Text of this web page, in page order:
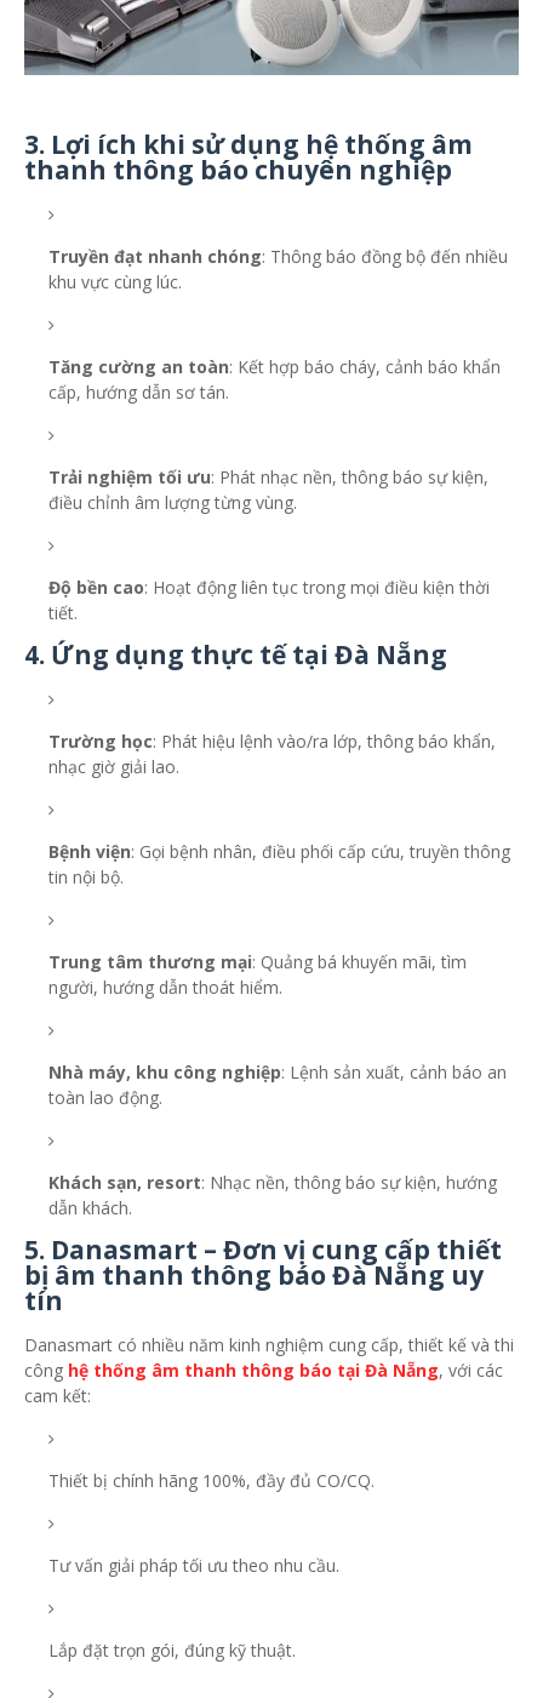
3. Lợi ích khi sử dụng hệ thống âm
thanh thông báo chuyên nghiệp
Truyền đạt nhanh chóng: Thông báo đồng bộ đến nhiều
khu vực cùng lúc.
Tăng cường an toàn: Kết hợp báo cháy, cảnh báo khẩn
cấp, hướng dẫn sơ tán.
Trải nghiệm tối ưu: Phát nhạc nền, thông báo sự kiện,
điều chỉnh âm lượng từng vùng.
Độ bền cao: Hoạt động liên tục trong mọi điều kiện thời
tiết.
4. Ứng dụng thực tế tại Đà Nẵng
Trường học: Phát hiệu lệnh vào/ra lớp, thông báo khẩn,
nhạc giờ giải lao.
Bệnh viện: Gọi bệnh nhân, điều phối cấp cứu, truyền thông
tin nội bộ.
Trung tâm thương mại: Quảng bá khuyến mãi, tìm
người, hướng dẫn thoát hiểm.
Nhà máy, khu công nghiệp: Lệnh sản xuất, cảnh báo an
toàn lao động.
Khách sạn, resort: Nhạc nền, thông báo sự kiện, hướng
dẫn khách.
5. Danasmart – Đơn vị cung cấp thiết
bị âm thanh thông báo Đà Nẵng uy
tín
Danasmart có nhiều năm kinh nghiệm cung cấp, thiết kế và thi
công hệ thống âm thanh thông báo tại Đà Nẵng, với các
cam kết:
Thiết bị chính hãng 100%, đầy đủ CO/CQ.
Tư vấn giải pháp tối ưu theo nhu cầu.
Lắp đặt trọn gói, đúng kỹ thuật.